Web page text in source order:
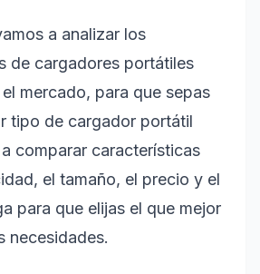
a analizar los
de cargadores portátiles
mercado, para que sepas
tipo de cargador portátil
comparar características
el tamaño, el precio y el
para que elijas el que mejor
necesidades.